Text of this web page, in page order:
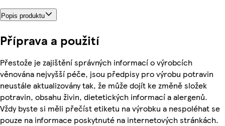
Popis produktu
Příprava a použití
Přestože je zajištění správných informací o výrobcích
věnována nejvyšší péče, jsou předpisy pro výrobu potravin
neustále aktualizovány tak, že může dojít ke změně složek
potravin, obsahu živin, dietetických informací a alergenů.
Vždy byste si měli přečíst etiketu na výrobku a nespoléhat se
pouze na informace poskytnuté na internetových stránkách.